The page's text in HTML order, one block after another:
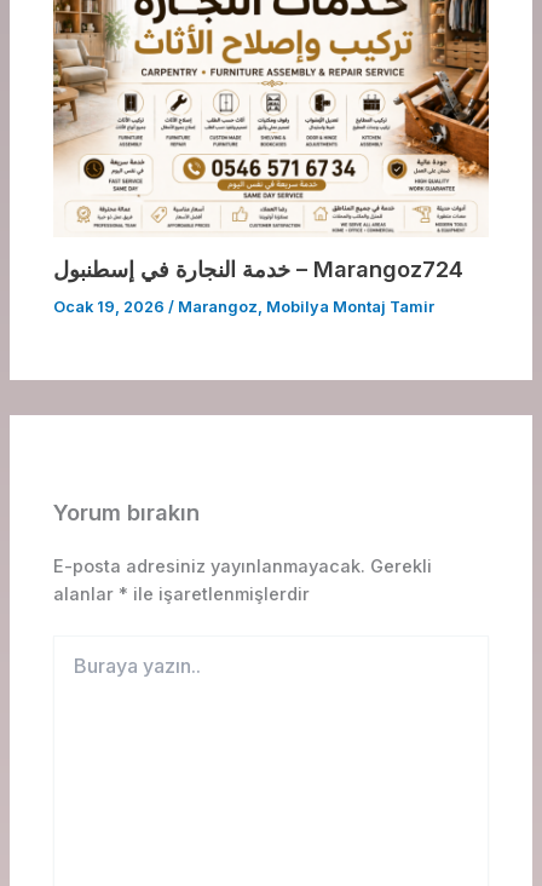
خدمة النجارة في إسطنبول – Marangoz724
Ocak 19, 2026/ Marangoz Mobilya Montaj Tamir
Yorum bırakın
E-posta adresiniz yayınlanmayacak. Gerekli
alanlar * ile işaretlenmişlerdir
yazın..